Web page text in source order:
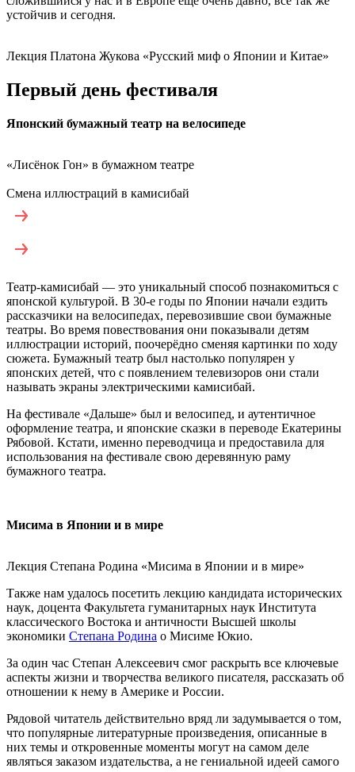
устойчив и сегодня.
Лекция Платона Жукова «Русский миф о Японии и Китае»
Первый день фестиваля
Японский бумажный театр на велосипеде
«Лисёнок Гон» в бумажном театре
Смена иллюстраций в камисибай
Театр-камисибай — это уникальный способ познакомиться с
японской культурой. В 30-е годы по Японии начали ездить
рассказчики на велосипедах, перевозившие свои бумажные
театры. Во время повествования они показывали детям
иллюстрации историй, поочерёдно сменяя картинки по ходу
сюжета. Бумажный театр был настолько популярен у
японских детей, что с появлением телевизоров они стали
называть экраны электрическими камисибай.
На фестивале «Дальше» был и велосипед, и аутентичное
оформление театра, и японские сказки в переводе Екатерины
Рябовой. Кстати, именно переводчица и предоставила для
использования на фестивале свою деревянную раму
бумажного театра.
Мисима в Японии и в мире
Лекция Степана Родина «Мисима в Японии и в мире»
Также нам удалось посетить лекцию кандидата исторических
наук, доцента Факультета гуманитарных наук Института
классического Востока и античности Высшей школы
экономики Степана Родина о Мисиме Юкио.
За один час Степан Алексеевич смог раскрыть все ключевые
аспекты жизни и творчества великого писателя, рассказать об
отношении к нему в Америке и России.
Рядовой читатель действительно вряд ли задумывается о том,
что популярные литературные произведения, описанные в
них темы и откровенные моменты могут на самом деле
являться заказом издательства, а не гениальной идеей самого